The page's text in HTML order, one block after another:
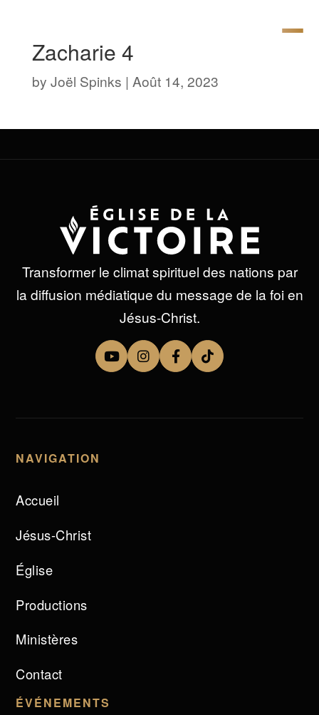
Zacharie 4
by Joël Spinks | Août 14, 2023
Transformer le climat spirituel des nations par
la diffusion médiatique du message de la foi en
Jésus-Christ.
NAVIGATION
Accueil
Jésus-Christ
Église
Productions
Ministères
Contact
ÉVÉNEMENTS